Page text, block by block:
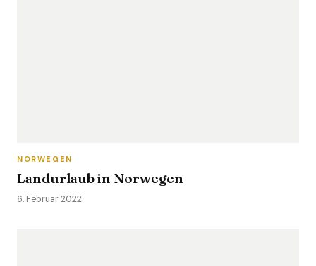
NORWEGEN
Landurlaub in Norwegen
6. Februar 2022